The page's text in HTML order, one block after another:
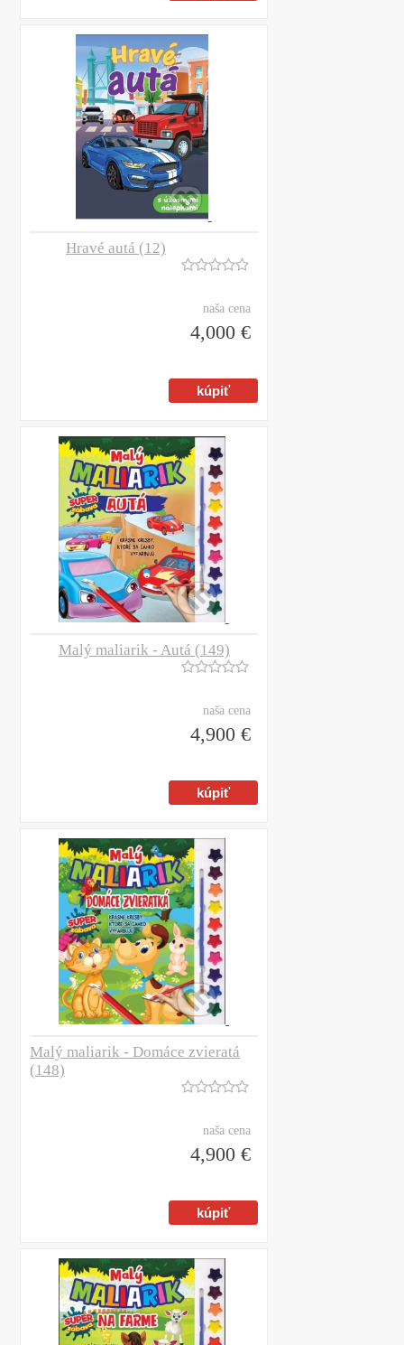
Hravé autá (12)
naša cena
4,000 €
Malý maliarik - Autá (149)
naša cena
4,900 €
Malý maliarik - Domáce zvieratá
(148)
naša cena
4,900 €